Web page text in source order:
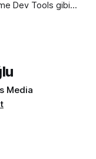
Dev Tools gibi
için Cmd + + and
Media